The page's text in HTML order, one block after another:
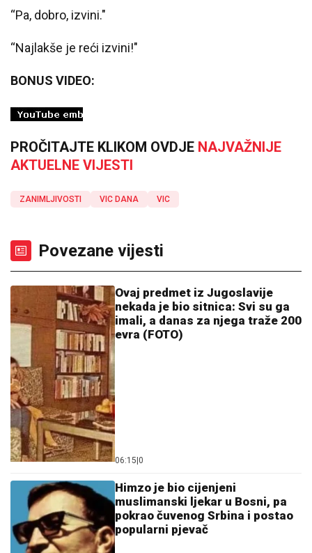
“Pa, dobro, izvini."
“Najlakše je reći izvini!"
BONUS VIDEO:
PROČITAJTE KLIKOM OVDJE NAJVAŽNIJE
AKTUELNE VIJESTI
ZANIMLJIVOSTI VIC DANA VIC
Povezane vijesti
Ovaj predmet iz Jugoslavije
nekada je bio sitnica: Svi su ga
imali, a danas za njega traže 200
evra (FOTO)
06:15 0
Himzo je bio cijenjeni
muslimanski ljekar u Bosni, pa
pokrao čuvenog Srbina i postao
popularni pjevač